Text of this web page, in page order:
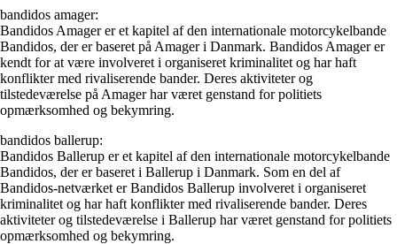
bandidos amager:
Bandidos Amager er et kapitel af den internationale motorcykelbande
Bandidos, der er baseret på Amager i Danmark. Bandidos Amager er
kendt for at være involveret i organiseret kriminalitet og har haft
konflikter med rivaliserende bander. Deres aktiviteter og
tilstedeværelse på Amager har været genstand for politiets
opmærksomhed og bekymring.
bandidos ballerup:
Bandidos Ballerup er et kapitel af den internationale motorcykelbande
Bandidos, der er baseret i Ballerup i Danmark. Som en del af
Bandidos-netværket er Bandidos Ballerup involveret i organiseret
kriminalitet og har haft konflikter med rivaliserende bander. Deres
aktiviteter og tilstedeværelse i Ballerup har været genstand for politiets
opmærksomhed og bekymring.